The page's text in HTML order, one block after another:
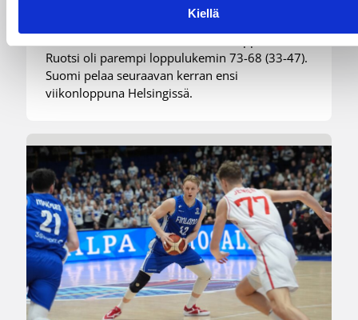
Kiellä
Susiladies päätti Tukholmassa pelatun kahden
Ruotsi oli parempi loppulukemin 73-68 (33-47).
Suomi pelaa seuraavan kerran ensi
viikonloppuna Helsingissä.